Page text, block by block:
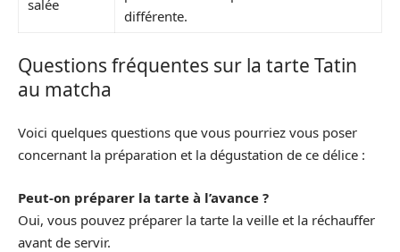
salée
différente.
Questions fréquentes sur la tarte Tatin
au matcha
Voici quelques questions que vous pourriez vous poser
concernant la préparation et la dégustation de ce délice :
Peut-on préparer la tarte à l’avance ?
Oui, vous pouvez préparer la tarte la veille et la réchauffer
avant de servir.